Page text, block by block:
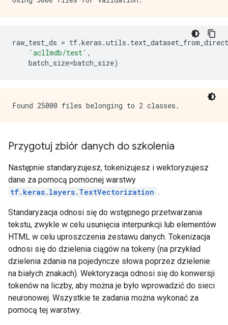
raw_test_ds = tf.keras .utils .
'aclImdb/test' ,
batch_size=batch_size)
Przygotuj zbiór danych do szkolenia
Następnie standaryzujesz, tokenizujesz i wektoryzujesz
dane za pomocą pomocnej warstwy
tf.keras.layers.TextVectorization .
Standaryzacja odnosi się do wstępnego przetwarzania
tekstu, zwykle w celu usunięcia interpunkcji lub elementów
HTML w celu uproszczenia zestawu danych. Tokenizacja
odnosi się do dzielenia ciągów na tokeny (na przykład
dzielenia zdania na pojedyncze słowa poprzez dzielenie
na białych znakach). Wektoryzacja odnosi się do konwersji
tokenów na liczby, aby można je było wprowadzić do sieci
neuronowej. Wszystkie te zadania można wykonać za
pomocą tej warstwy.